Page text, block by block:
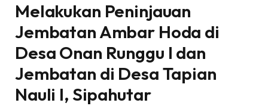
Melakukan Peninjauan
Jembatan Ambar Hoda di
Desa Onan Runggu I dan
Jembatan di Desa Tapian
Nauli I, Sipahutar